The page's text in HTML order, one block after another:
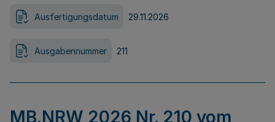
Ausfertigungsdatum 29.11.2026
Ausgabennummer 211
MB.NRW 2026 Nr. 210 vom